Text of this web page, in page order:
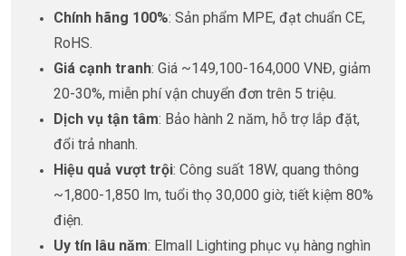
Chính hãng 100%: Sản phẩm MPE, đạt chuẩn CE,
RoHS.
Giá cạnh tranh: Giá ~149,100-164,000 VNĐ, giảm
20-30%, miễn phí vận chuyển đơn trên 5 triệu.
Dịch vụ tận tâm: Bảo hành 2 năm, hỗ trợ lắp đặt,
đổi trả nhanh.
Hiệu quả vượt trội: Công suất 18W, quang thông
~1,800-1,850 lm, tuổi thọ 30,000 giờ, tiết kiệm 80%
điện.
Uy tín lâu năm: Elmall Lighting phục vụ hàng nghìn